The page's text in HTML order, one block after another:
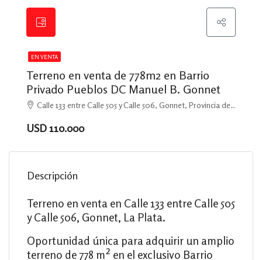
EN VENTA
Terreno en venta de 778m2 en Barrio
Privado Pueblos DC Manuel B. Gonnet
Calle 133 entre Calle 505 y Calle 506, Gonnet, Provincia de Buenos Aires, Argentina, Manuel B. Gonnet, La Plata
USD 110.000
Descripción
Terreno en venta en Calle 133 entre Calle 505
y Calle 506, Gonnet, La Plata.
Oportunidad única para adquirir un amplio
terreno de 778 m² en el exclusivo Barrio